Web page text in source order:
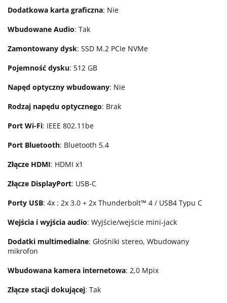
Dodatkowa karta graficzna: Nie
Wbudowane Audio: Tak
Zamontowany dysk: SSD M.2 PCIe NVMe
Pojemność dysku: 512 GB
Napęd optyczny wbudowany: Nie
Rodzaj napędu optycznego: Brak
Port Wi-Fi: IEEE 802.11be
Port Bluetooth: Bluetooth 5.4
Złącze HDMI: HDMI x1
Złącze DisplayPort: USB-C
Porty USB: 4x : 2x 3.0 + 2x Thunderbolt™ 4 / USB4 Typu C
Wejścia i wyjścia audio: Wyjście/wejście mini-jack
Dodatki multimedialne: Głośniki stereo, Wbudowany
mikrofon
Wbudowana kamera internetowa: 2,0 Mpix
Złącze stacji dokującej: Tak